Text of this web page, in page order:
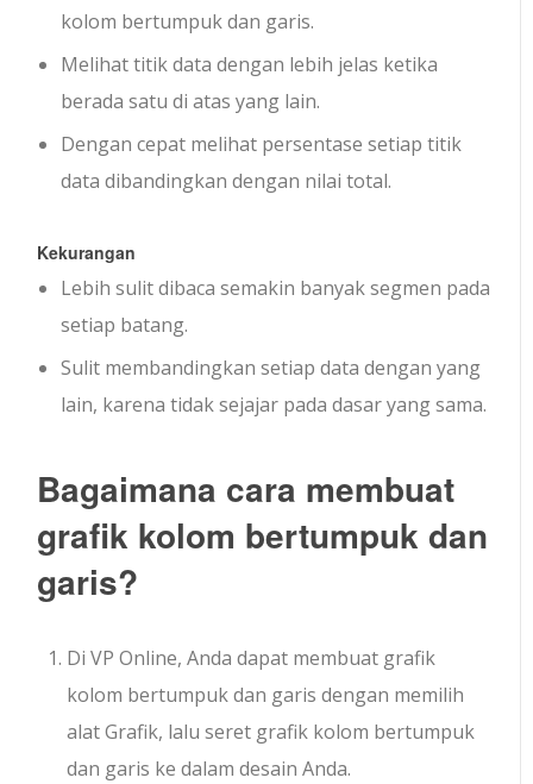
kolom bertumpuk dan garis.
Melihat titik data dengan lebih jelas ketika
berada satu di atas yang lain.
Dengan cepat melihat persentase setiap titik
data dibandingkan dengan nilai total.
Kekurangan
Lebih sulit dibaca semakin banyak segmen pada
setiap batang.
Sulit membandingkan setiap data dengan yang
lain, karena tidak sejajar pada dasar yang sama.
Bagaimana cara membuat
grafik kolom bertumpuk dan
garis?
Di VP Online, Anda dapat membuat grafik
kolom bertumpuk dan garis dengan memilih
alat Grafik, lalu seret grafik kolom bertumpuk
dan garis ke dalam desain Anda.